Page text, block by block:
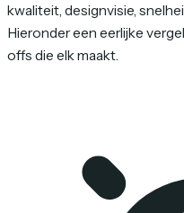
kwaliteit, designvisie,
Hieronder een eerlijke
offs die elk maakt.